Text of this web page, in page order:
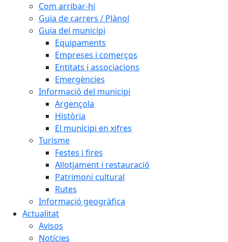
Com arribar-hi
Guia de carrers / Plànol
Guia del municipi
Equipaments
Empreses i comerços
Entitats i associacions
Emergències
Informació del municipi
Argençola
Història
El municipi en xifres
Turisme
Festes i fires
Allotjament i restauració
Patrimoni cultural
Rutes
Informació geogràfica
Actualitat
Avisos
Notícies